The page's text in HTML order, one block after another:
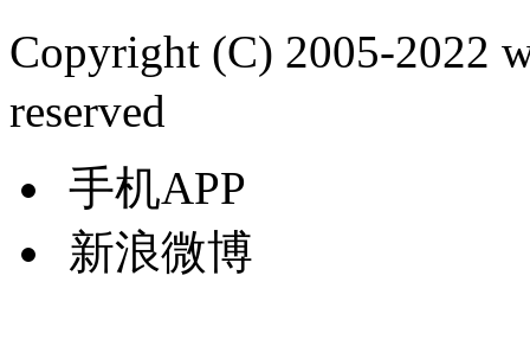
Copyright (C) 2005-2022
reserved
手机APP
新浪微博